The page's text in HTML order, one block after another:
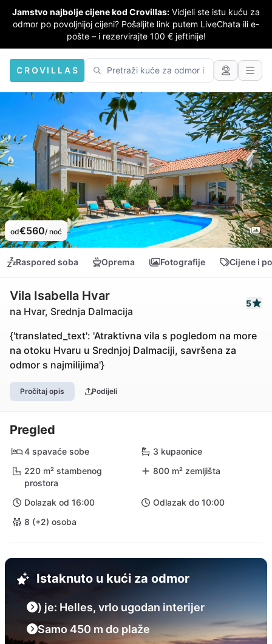
Jamstvo najbolje cijene kod Crovillas: Vidjeli ste istu kuću za
odmor po povoljnijoj cijeni? Pošaljite link putem LiveChata ili e-
pošte – i rezervirajte 100 € jeftinije!
CROVILLAS
od€560/ noć
Raspored soba Oprema Fotografije Cijene i
Vila Isabella Hvar
na Hvar, Srednja Dalmacija
5
{'translated_text': 'Atraktivna vila s pogledom na more
na otoku Hvaru u Srednjoj Dalmaciji, savršena za
odmor s najmilijima'}
Pročitaj opis Podijeli
Pregled
4 spavaće sobe
3 kupaonice
220 m² stambenog
prostora
800 m² zemljišta
Dolazak od 16:00
Odlazak do 10:00
8 (+2) osoba
Istaknuto u kući za odmor
) je: Helles, vrlo ugodan interijer
Samo 450 m do plaže